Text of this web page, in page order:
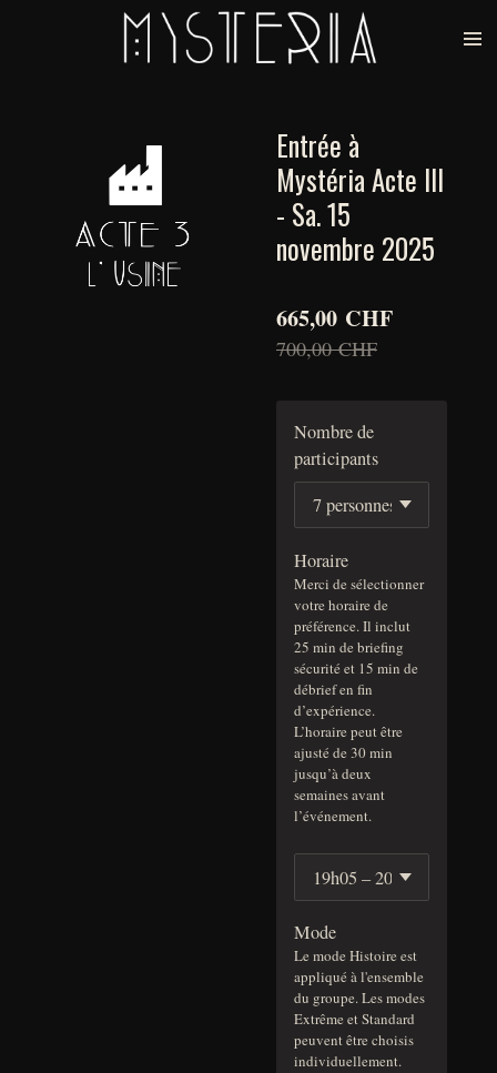
Entrée à
Mystéria Acte III
- Sa. 15
novembre 2025
665,00 CHF
700,00 CHF
Nombre de
participants
Horaire
Merci de sélectionner
votre horaire de
préférence. Il inclut
25 min de briefing
sécurité et 15 min de
débrief en fin
d’expérience.
L’horaire peut être
ajusté de 30 min
jusqu’à deux
semaines avant
l’événement.
Mode
Le mode Histoire est
appliqué à l'ensemble
du groupe. Les modes
Extrême et Standard
peuvent être choisis
individuellement.